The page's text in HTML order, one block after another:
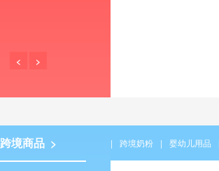
< >
跨境商品 > | 跨境奶粉 | 婴幼儿用品